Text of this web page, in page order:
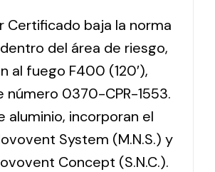
Certificado baja la norma
dentro del área de riesgo,
al fuego F400 (120′),
número 0370-CPR-1553.
aluminio, incorporan el
System (M.N.S.) y
Concept (S.N.C.).